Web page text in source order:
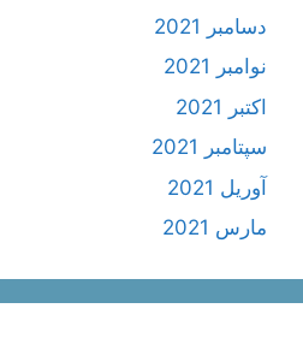
دسامبر 2021
نوامبر 2021
اکتبر 2021
سپتامبر 2021
آوریل 2021
مارس 2021